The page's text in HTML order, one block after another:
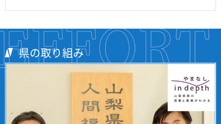
県の取り組み